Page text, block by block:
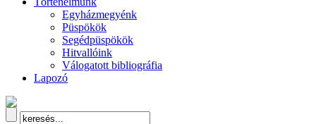
Egyházmegyénk
Püspökök
Segédpüspökök
Hitvallóink
Válogatott bibliográfia
Lapozó